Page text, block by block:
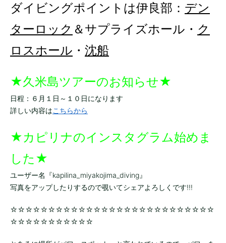
ダイビングポイントは伊良部： デン
ターロック ＆サプライズホール・ ク
ロスホール ・ 沈船
★久米島ツアーのお知らせ★
日程：６月１日～１０日になります
詳しい内容はこちらから
★カピリナのインスタグラム始めま
した★
ユーザー名『kapilina_miyakojima_diving』
写真をアップしたりするので覗いてシェアよろしくです!!!
☆☆☆☆☆☆☆☆☆☆☆☆☆☆☆☆☆☆☆☆☆☆☆☆☆☆☆
☆☆☆☆☆☆☆☆☆☆☆